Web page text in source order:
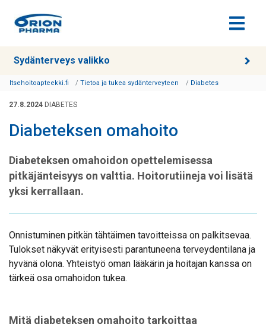
Siirry sisältöön
Sydänterveys valikko
Itsehoitoapteekki.fi Tietoa ja tukea sydänterveyteen Diabetes
27.8.2024 DIABETES
Diabeteksen omahoito
Diabeteksen omahoidon opettelemisessa
pitkäjänteisyys on valttia. Hoitorutiineja voi lisätä
yksi kerrallaan.
Onnistuminen pitkän tähtäimen tavoitteissa on palkitsevaa.
Tulokset näkyvät erityisesti parantuneena terveydentilana ja
hyvänä olona. Yhteistyö oman lääkärin ja hoitajan kanssa on
tärkeä osa omahoidon tukea.
Mitä diabeteksen omahoito tarkoittaa